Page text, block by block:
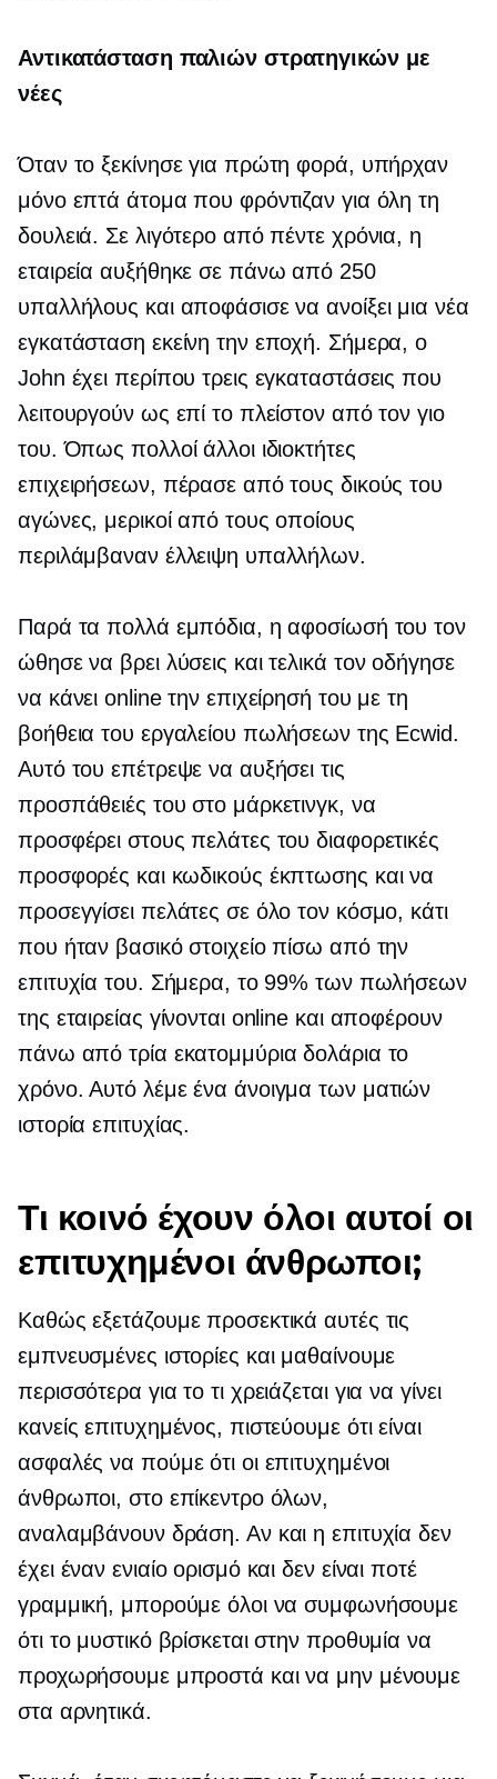
Αντικατάσταση παλιών στρατηγικών με
νέες
Όταν το ξεκίνησε για πρώτη φορά, υπήρχαν
μόνο επτά άτομα που φρόντιζαν για όλη τη
δουλειά. Σε λιγότερο από πέντε χρόνια, η
εταιρεία αυξήθηκε σε πάνω από 250
υπαλλήλους και αποφάσισε να ανοίξει μια νέα
εγκατάσταση εκείνη την εποχή. Σήμερα, ο
John έχει περίπου τρεις εγκαταστάσεις που
λειτουργούν ως επί το πλείστον από τον γιο
του. Όπως πολλοί άλλοι ιδιοκτήτες
επιχειρήσεων, πέρασε από τους δικούς του
αγώνες, μερικοί από τους οποίους
περιλάμβαναν έλλειψη υπαλλήλων.
Παρά τα πολλά εμπόδια, η αφοσίωσή του τον
ώθησε να βρει λύσεις και τελικά τον οδήγησε
να κάνει online την επιχείρησή του με τη
βοήθεια του εργαλείου πωλήσεων της Ecwid.
Αυτό του επέτρεψε να αυξήσει τις
προσπάθειές του στο μάρκετινγκ, να
προσφέρει στους πελάτες του διαφορετικές
προσφορές και κωδικούς έκπτωσης και να
προσεγγίσει πελάτες σε όλο τον κόσμο, κάτι
που ήταν βασικό στοιχείο πίσω από την
επιτυχία του. Σήμερα, το 99% των πωλήσεων
της εταιρείας γίνονται online και αποφέρουν
πάνω από τρία εκατομμύρια δολάρια το
χρόνο. Αυτό λέμε ένα άνοιγμα των ματιών
ιστορία επιτυχίας.
Τι κοινό έχουν όλοι αυτοί οι
επιτυχημένοι άνθρωποι;
Καθώς εξετάζουμε προσεκτικά αυτές τις
εμπνευσμένες ιστορίες και μαθαίνουμε
περισσότερα για το τι χρειάζεται για να γίνει
κανείς επιτυχημένος, πιστεύουμε ότι είναι
ασφαλές να πούμε ότι οι επιτυχημένοι
άνθρωποι, στο επίκεντρο όλων,
αναλαμβάνουν δράση. Αν και η επιτυχία δεν
έχει έναν ενιαίο ορισμό και δεν είναι ποτέ
γραμμική, μπορούμε όλοι να συμφωνήσουμε
ότι το μυστικό βρίσκεται στην προθυμία να
προχωρήσουμε μπροστά και να μην μένουμε
στα αρνητικά.